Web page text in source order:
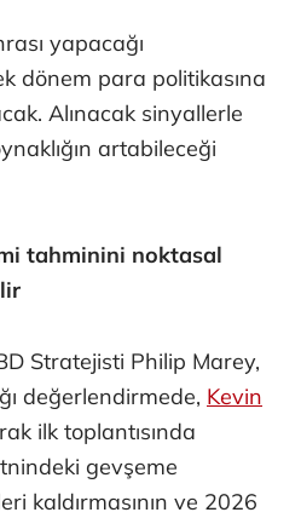
yapacağı
dönem para politikasına
Alınacak sinyallerle
artabileceği
tahminini noktasal
Stratejisti Philip Marey,
değerlendirmede, Kevin
ilk toplantısında
gevşeme
kaldırmasının ve 2026